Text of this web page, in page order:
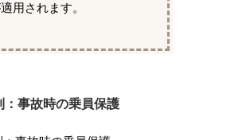
用されます。
：事故時の乗員保護